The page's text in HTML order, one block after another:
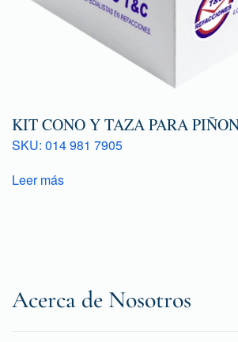
KIT CONO Y TAZA PARA
SKU: 014 981 7905
Leer más
Acerca de Nosotros